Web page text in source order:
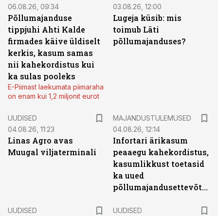
06.08.26, 09:34
Põllumajanduse
tippjuhi Ahti Kalde
firmades käive üldiselt
kerkis, kasum samas
nii kahekordistus kui
ka sulas pooleks
E-Piimast laekumata piimaraha
on enam kui 1,2 miljonit eurot
03.08.26, 12:00
Lugeja küsib: mis
toimub Läti
põllumajanduses?
UUDISED
04.08.26, 11:23
Linas Agro avas
Muugal viljaterminali
MAJANDUSTULEMUSED
04.08.26, 12:14
Infortari ärikasum
peaaegu kahekordistus,
kasumlikkust toetasid
ka uued
põllumajandusettevõtted
UUDISED UUDISED